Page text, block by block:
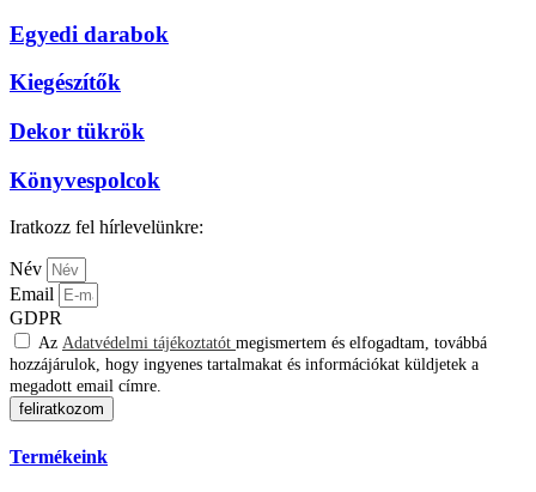
Egyedi darabok
Kiegészítők
Dekor tükrök
Könyvespolcok
Iratkozz fel hírlevelünkre:
Név
Email
GDPR
Az Adatvédelmi tájékoztatót megismertem és elfogadtam, továbbá
hozzájárulok, hogy ingyenes tartalmakat és információkat küldjetek a
megadott email címre.
feliratkozom
Termékeink